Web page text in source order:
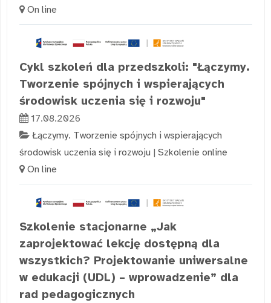
On line
Cykl szkoleń dla przedszkoli: "Łączymy.
Tworzenie spójnych i wspierających
środowisk uczenia się i rozwoju"
17.08.2026
Łączymy. Tworzenie spójnych i wspierających
środowisk uczenia się i rozwoju | Szkolenie online
On line
Szkolenie stacjonarne „Jak
zaprojektować lekcję dostępną dla
wszystkich? Projektowanie uniwersalne
w edukacji (UDL) – wprowadzenie” dla
rad pedagogicznych